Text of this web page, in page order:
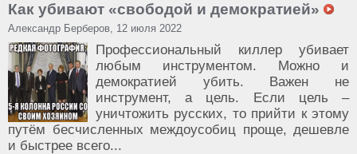
Как убивают «свободой и демократией»
Александр Берберов, 12 июля 2022
Профессиональный киллер убивает
любым инструментом. Можно и
демократией убить. Важен не
инструмент, а цель. Если цель –
уничтожить русских, то прийти к этому
путём бесчисленных междоусобиц проще, дешевле
и быстрее всего...